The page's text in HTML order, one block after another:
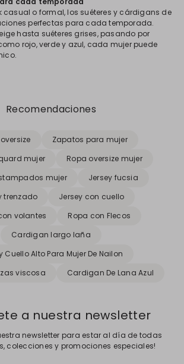
casual o formal, los suéteres y cárdigans de
perfectas para cada temporada.
hasta suéteres grises, pasando por
rojo, verde y azul, cada mujer puede
Recomendaciones
Zapatos para mujer
mujer
Ropa oversize mujer
mujer
Jersey fucsia
trenzado
Jersey con cuello
volantes
Ropa con Flecos
Cardigan largo laña
Cuello Alto Para Mujer De Nailon
viscosa
Cardigan De Lana Azul
a nuestra newsletter
newsletter para estar al día de todas
colecciones y promociones especiales!